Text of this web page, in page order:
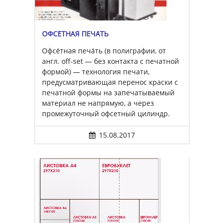
ОФСЕ́ТНАЯ ПЕЧА́ТЬ
Офсе́тная печа́ть (в полиграфии, от
англ. off-set — без контакта с печатной
формой) — технология печати,
предусматривающая перенос краски с
печатной формы на запечатываемый
материал не напрямую, а через
промежуточный офсетный цилиндр.
15.08.2017